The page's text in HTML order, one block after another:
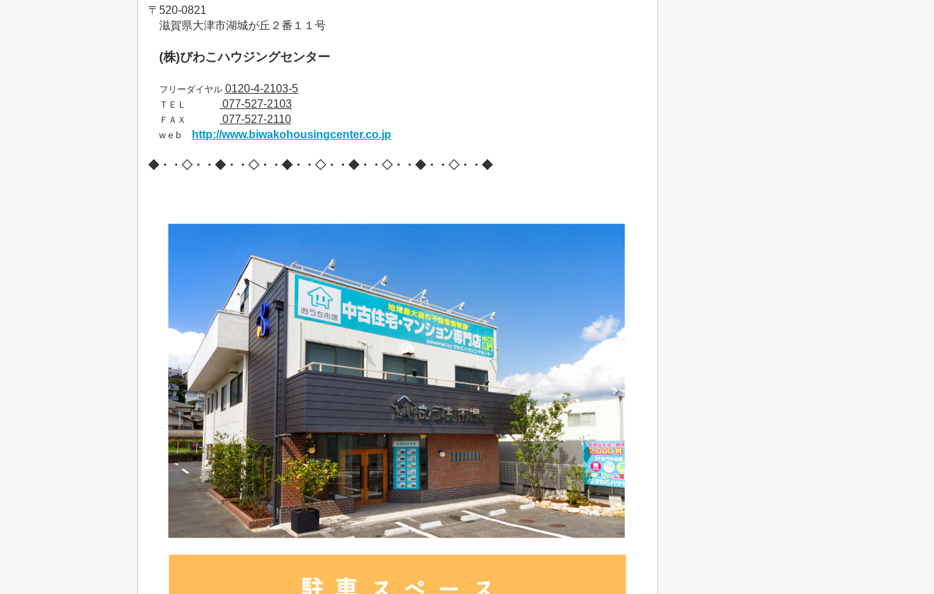
〒 520-0821
滋賀県大津市湖城が丘２番１１号
(株)びわこハウジングセンター
フリーダイヤル 0120-4-2103-5
ＴＥＬ 077-527-2103
ＦＡＸ 077-527-2110
w e b http://www.biwakohousingcenter.co.jp
◆・・◇・・◆・・◇・・◆・・◇・・◆・・◇・・◆・・◇・・◆